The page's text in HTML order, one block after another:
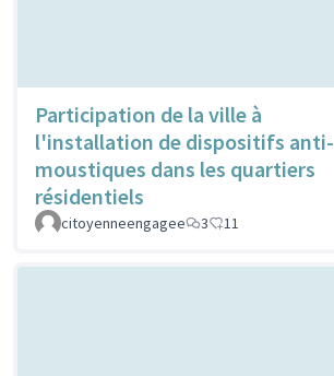
Participation de la ville à
l'installation de dispositifs anti-
moustiques dans les quartiers
résidentiels
citoyenneengagee 3 11